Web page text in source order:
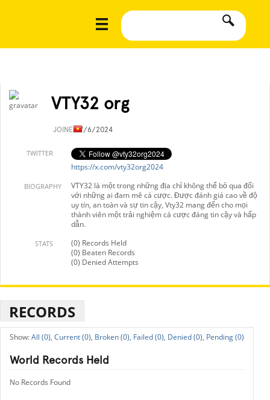
VTY32 org
JOINED7/6/2024
TWITTER
https://x.com/vty32org2024
BIOGRAPHY
VTY32 là một trong những địa chỉ không thể bỏ qua đối
với những ai đam mê cá cược. Được đánh giá cao về độ
uy tín, an toàn và sự tin cậy, Vty32 mang đến cho mọi
thành viên một trải nghiệm cá cược đáng tin cậy và hấp
dẫn.
STATS
(0) Records Held
(0) Beaten Records
(0) Denied Attempts
RECORDS
All (0), Current (0), Broken (0), Failed (0), Denied (0), Pending (0)
World Records Held
No Records Found